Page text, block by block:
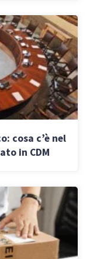
cosa c’è nel
in CDM